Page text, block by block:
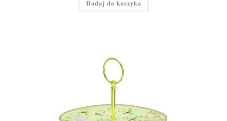
Dodaj do koszyka